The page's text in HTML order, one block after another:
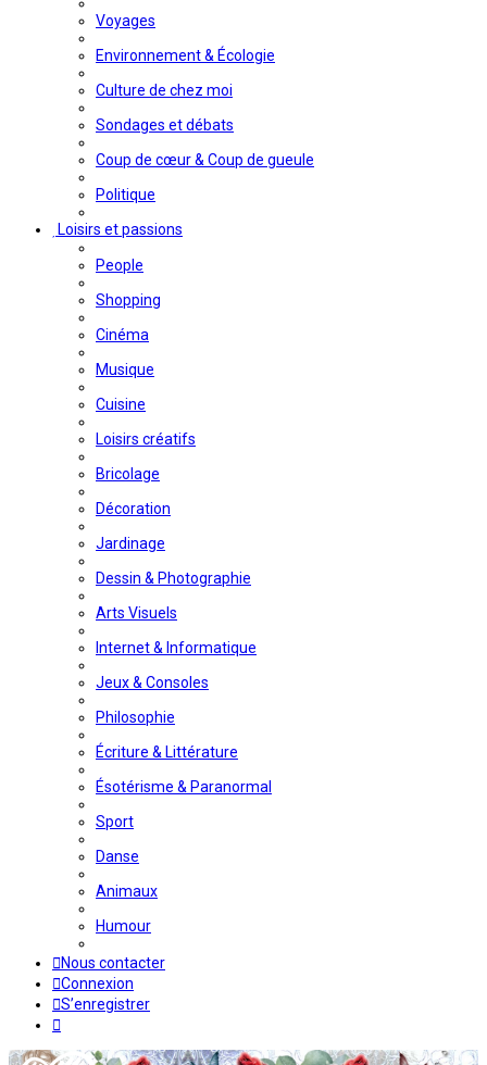
Voyages
Environnement & Écologie
Culture de chez moi
Sondages et débats
Coup de cœur & Coup de gueule
Politique
Loisirs et passions
People
Shopping
Cinéma
Musique
Cuisine
Loisirs créatifs
Bricolage
Décoration
Jardinage
Dessin & Photographie
Arts Visuels
Internet & Informatique
Jeux & Consoles
Philosophie
Écriture & Littérature
Ésotérisme & Paranormal
Sport
Danse
Animaux
Humour
Nous contacter
Connexion
S’enregistrer